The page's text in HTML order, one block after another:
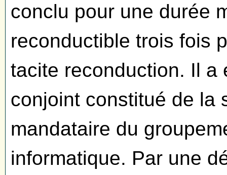
conclu pour une durée
reconductible trois fois
tacite reconduction. Il a
conjoint constitué de la
mandataire du
informatique. Par une